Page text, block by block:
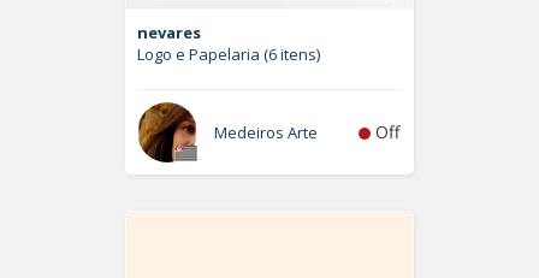
nevares
Logo e Papelaria (6 itens)
Medeiros Arte Off